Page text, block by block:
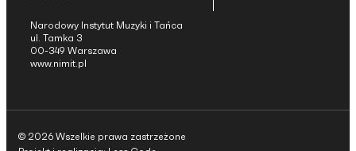
Narodowy Instytut Muzyki i Tańca
ul. Tamka 3
00-349 Warszawa
www.nimit.pl
© 2026 Wszelkie prawa zastrzeżone